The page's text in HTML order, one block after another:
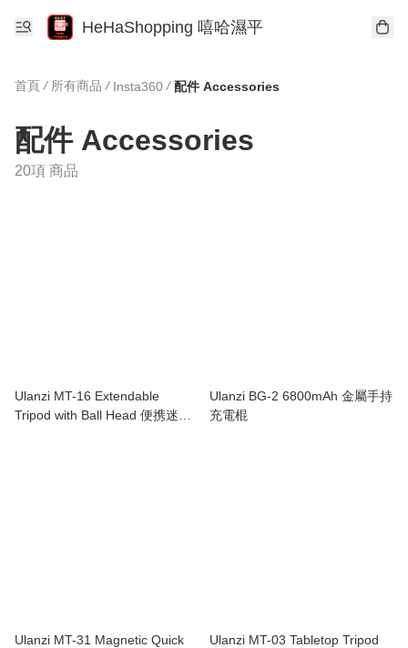
HeHaShopping 嘻哈濕平
首頁 / 所有商品 / Insta360 / 配件 Accessories
配件 Accessories
20項 商品
Ulanzi MT-16 Extendable
Tripod with Ball Head 便携迷你
Ulanzi BG-2 6800mAh 金屬手持
充電棍
Ulanzi MT-31 Magnetic Quick
Ulanzi MT-03 Tabletop Tripod